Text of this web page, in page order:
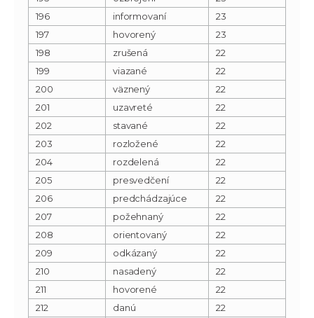
196
informovaní
23
197
hovorený
23
198
zrušená
22
199
viazané
22
200
väznený
22
201
uzavreté
22
202
stavané
22
203
rozložené
22
204
rozdelená
22
205
presvedčení
22
206
predchádzajúce
22
207
požehnaný
22
208
orientovaný
22
209
odkázaný
22
210
nasadený
22
211
hovorené
22
212
danú
22